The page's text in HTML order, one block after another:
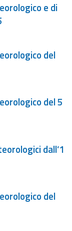
e di
del
del 5
dall’1
del